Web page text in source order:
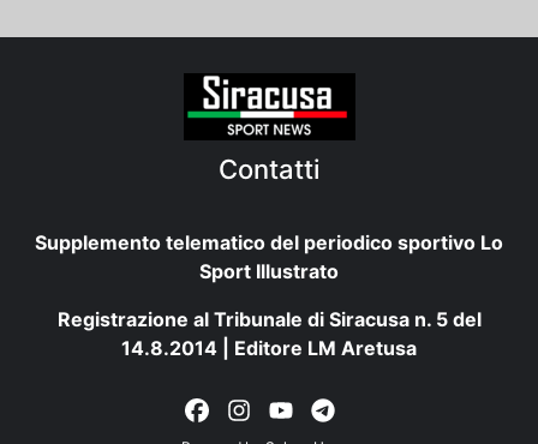
Contatti
Supplemento telematico del periodico sportivo Lo
Sport Illustrato
Registrazione al Tribunale di Siracusa n. 5 del
14.8.2014 | Editore LM Aretusa